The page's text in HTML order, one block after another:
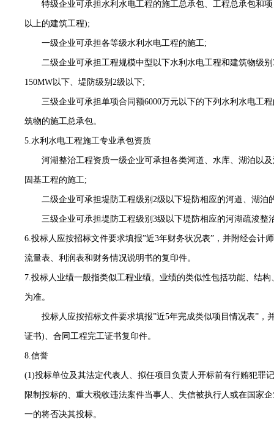
特级企业可承担水利水电工程的施工总承包、工程总承包和项
以上的建筑工程);
一级企业可承担各等级水利水电工程的施工;
二级企业可承担工程规模中型以下水利水电工程和建筑物级别
150MW以下、堤防级别2级以下;
三级企业可承担单项合同额6000万元以下的下列水利水电工
筑物的施工总承包。
5.水利水电工程施工专业承包资质
河湖整治工程资质一级企业可承担各类河道、水库、湖泊以及
固基工程的施工;
二级企业可承担堤防工程级别 2级以下堤防相应的河道、湖泊
三级企业可承担堤防工程级别 3级以下堤防相应的河湖疏浚整
6.投标人应按招标文件要求填报”近3年财务状况表”，并附经会
流量表、利润表和财务情况说明书的复印件。
7.投标人业绩一般指类似工程业绩。业绩的类似性包括功能、结
为准。
投标人应按招标文件要求填报”近5年完成类似项目情况表”，
证书)、合同工程完工证书复印件。
8.信誉
(1)投标单位及其法定代表人、拟任项目负责人开标前有行贿犯罪
限制投标的、重大税收违法案件当事人、失信被执行人或在国家
一的将否决其投标。